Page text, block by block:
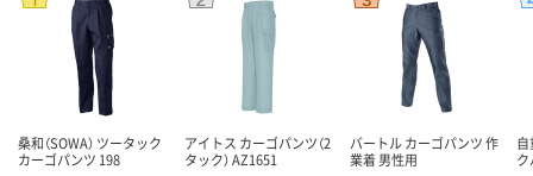
桑和（SOWA） ツータック
カーゴパンツ 198
アイトス カーゴパンツ（2
タック） AZ1651
バートル カーゴパンツ 作
業着 男性用